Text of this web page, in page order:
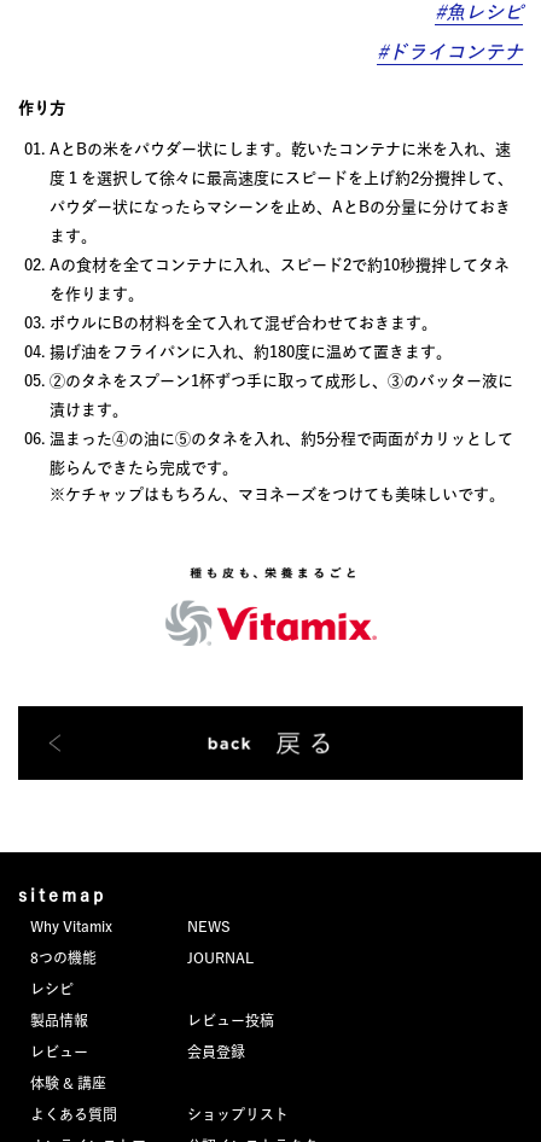
#魚レシピ
#ドライコンテナ
作り方
AとBの米をパウダー状にします。乾いたコンテナに米を入れ、速
度１を選択して徐々に最高速度にスピードを上げ約2分攪拌して、
パウダー状になったらマシーンを止め、AとBの分量に分けておき
ます。
Aの食材を全てコンテナに入れ、スピード2で約10秒攪拌してタネ
を作ります。
ボウルにBの材料を全て入れて混ぜ合わせておきます。
揚げ油をフライパンに入れ、約180度に温めて置きます。
②のタネをスプーン1杯ずつ手に取って成形し、③のバッター液に
漬けます。
温まった④の油に⑤のタネを入れ、約5分程で両面がカリッとして
膨らんできたら完成です。
※ケチャップはもちろん、マヨネーズをつけても美味しいです。
sitemap
Why Vitamix
8つの機能
レシピ
製品情報
レビュー
体験 & 講座
よくある質問
NEWS
JOURNAL
レビュー投稿
会員登録
ショップリスト